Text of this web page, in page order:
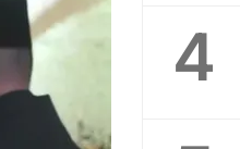
4